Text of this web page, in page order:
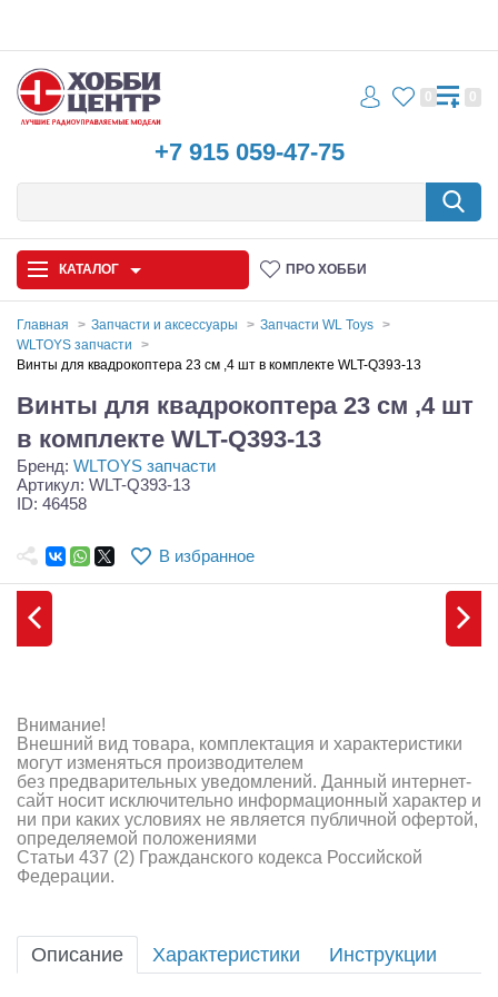
+7 915 059-47-75
0 0
КАТАЛОГ ПРО ХОББИ
Автомодели
Запчасти и аксессуары
Игрушки
Самолеты
Квадрокоптеры
Судомодели
Конструкторы
Аккумуляторы и батарейки
Зарядные устройства и блоки питания
Двигатели
Технические жидкости
Оптовая продажа запчастей для моделей
Главная Запчасти и аксессуары
Запчасти WL Toys
WLTOYS запчасти
Винты для квадрокоптера 23 см ,4 шт в комплекте WLT-Q393-13
Винты для квадрокоптера 23 см ,4 шт
в комплекте WLT-Q393-13
Бренд: WLTOYS запчасти
Артикул: WLT-Q393-13
ID: 46458
В избранное
Внимание!
Внешний вид товара, комплектация и характеристики
могут изменяться производителем
без предварительных уведомлений. Данный интернет-
сайт носит исключительно информационный характер и
ни при каких условиях не является публичной офертой,
определяемой положениями
Статьи 437 (2) Гражданского кодекса Российской
Федерации.
Описание Характеристики Инструкции